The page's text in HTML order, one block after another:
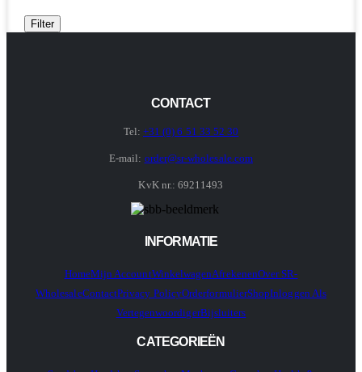
Filter
CONTACT
Tel: +31 (0) 6 51 33 52 30
E-mail: order@sr-wholesale.com
KvK nr.: 69211493
INFORMATIE
HomeMijn AccountWinkelwagenAfrekenenOver SR-
WholesaleContactPrivacy PolicyOrderformulierShopInloggen Als
VertegenwoordigerBijsluiters
CATEGORIEËN